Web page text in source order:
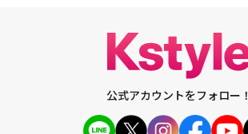
公式アカウントをフォロー！